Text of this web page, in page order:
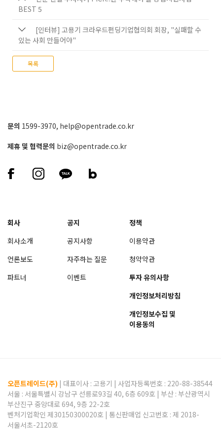
BEST 5
[인터뷰] 고용기 크라우드펀딩기업협의회 회장, "실패할 수
있는 사회 만들어야"
목록
문의 1599-3970, help@opentrade.co.kr
제휴 및 협력문의 biz@opentrade.co.kr
회사
회사소개
언론보도
파트너
공지
공지사항
자주하는 질문
이벤트
정책
이용약관
청약약관
투자 유의사항
개인정보처리방침
개인정보수집 및
이용동의
오픈트레이드(주) | 대표이사 : 고용기 | 사업자등록번호 : 220-88-38544
서울 : 서울특별시 강남구 선릉로93길 40, 6층 609호 | 부산 : 부산광역시
부산진구 중앙대로 694, 9층 22-2호
벤처기업확인 제30150300020호 | 통신판매업 신고번호 : 제 2018-
서울서초-2120호